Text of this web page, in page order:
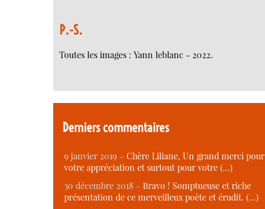
P.-S.
Toutes les images : Yann leblanc - 2022.
Derniers commentaires
9 janvier 2019 – Chère Liliane, Un grand merci pour
votre appréciation et surtout pour votre (…)
30 décembre 2018 – Bravo ! Somptueuse et riche
présentation de ce merveilleux poète et érudit. (…)